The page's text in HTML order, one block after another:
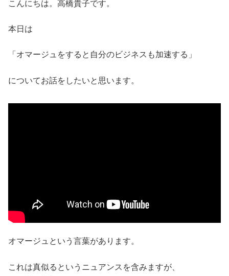
こんにちは。高橋貴子です。
本日は
「オマージュをすると自分のビジネスも加速する」
についてお話をしたいと思います。
オマージュという言葉があります。
これは真似るというニュアンスを含みますが、